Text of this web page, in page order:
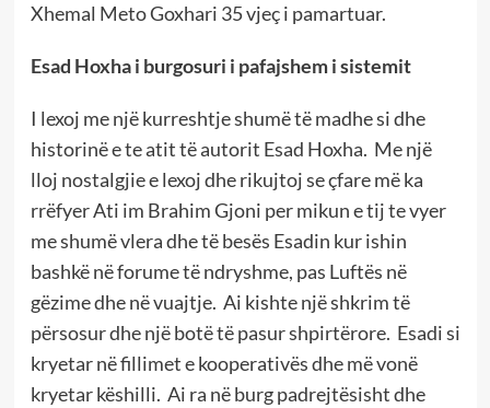
Xhemal Meto Goxhari 35 vjeç i pamartuar.
Esad Hoxha i burgosuri i pafajshem i sistemit
I lexoj me një kurreshtje shumë të madhe si dhe
historinë e te atit të autorit Esad Hoxha. Me një
lloj nostalgjie e lexoj dhe rikujtoj se çfare më ka
rrëfyer Ati im Brahim Gjoni per mikun e tij te vyer
me shumë vlera dhe të besës Esadin kur ishin
bashkë në forume të ndryshme, pas Luftës në
gëzime dhe në vuajtje. Ai kishte një shkrim të
përsosur dhe një botë të pasur shpirtërore. Esadi si
kryetar në fillimet e kooperativës dhe më vonë
kryetar këshilli. Ai ra në burg padrejtësisht dhe